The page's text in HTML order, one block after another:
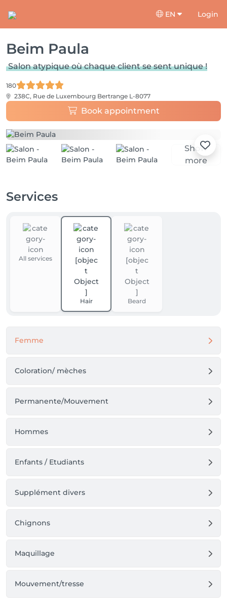
EN Login
Beim Paula
Salon atypique où chaque client se sent unique !
180
238C, Rue de Luxembourg Bertrange L-8077
Book appointment
Show
more
Services
All services
Hair Beard
Femme
Coloration/ mèches
Permanente/Mouvement
Hommes
Enfants / Etudiants
Supplément divers
Chignons
Maquillage
Mouvement/tresse